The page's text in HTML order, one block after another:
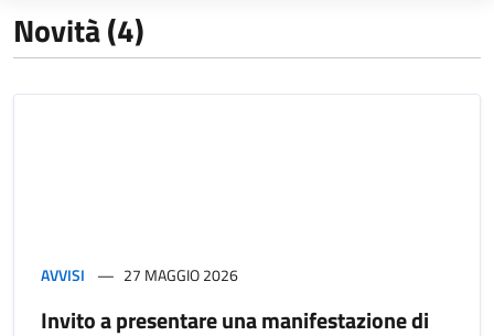
Novità (4)
AVVISI 27 MAGGIO 2026
Invito a presentare una manifestazione di